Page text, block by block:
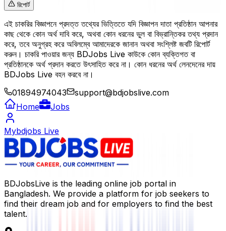
রিপোর্ট
এই চাকরির বিজ্ঞাপনে প্রদত্ত তথ্যের ভিত্তিতে যদি বিজ্ঞাপন দাতা প্রতিষ্ঠান আপনার
কাছ থেকে কোন অর্থ দাবি করে, অথবা কোন ধরনের ভুল বা বিভ্রান্তিকর তথ্য প্রদান
করে, তবে অনুগ্রহ করে অবিলম্বে আমাদেরকে জানান অথবা সংশ্লিষ্ট জবটি রিপোর্ট
করুন। চাকরি পাওয়ার জন্য BDJobs Live কাউকে কোন ব্যক্তিগত বা
প্রতিষ্ঠানকে অর্থ প্রদান করতে উৎসাহিত করে না। কোন ধরনের অর্থ লেনদেনের দায়
BDJobs Live বহন করবে না।
01894974043
support@bdjobslive.com
Home
Jobs
Mybdjobs Live
BDJobsLive is the leading online job portal in
Bangladesh. We provide a platform for job seekers to
find their dream job and for employers to find the best
talent.